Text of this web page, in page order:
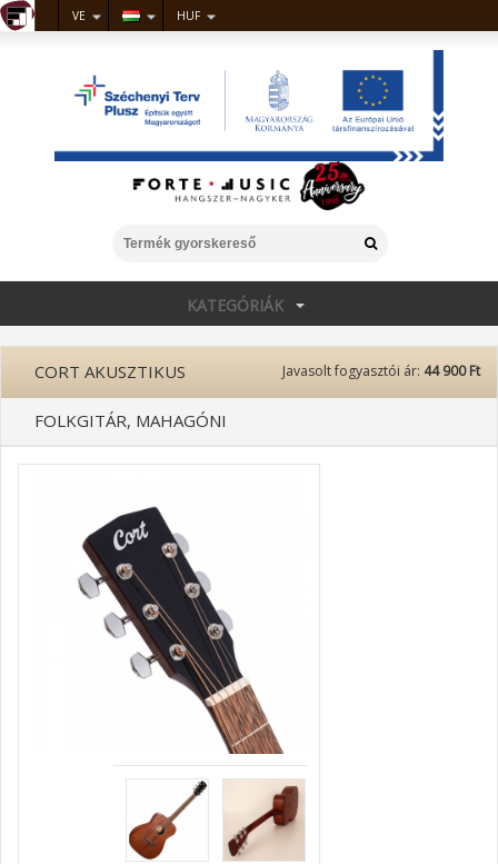
VE HUF
KATEGÓRIÁK
Javasolt fogyasztói ár: 44 900 Ft
CORT AKUSZTIKUS
FOLKGITÁR, MAHAGÓNI